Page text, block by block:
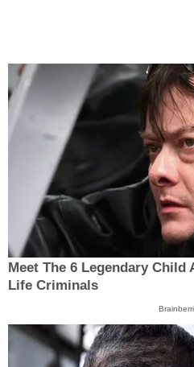
Meet The 6 Legendary Child
Life Criminals